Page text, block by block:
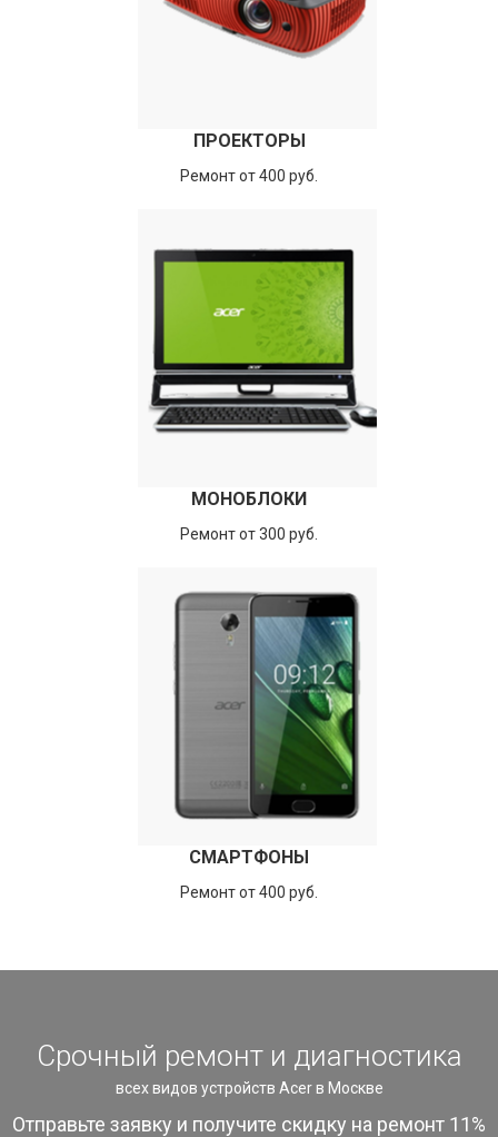
ПРОЕКТОРЫ
Ремонт от 400 руб.
МОНОБЛОКИ
Ремонт от 300 руб.
СМАРТФОНЫ
Ремонт от 400 руб.
Срочный ремонт и диагностика
всех видов устройств Acer в Москве
Отправьте заявку и получите скидку на ремонт 11%